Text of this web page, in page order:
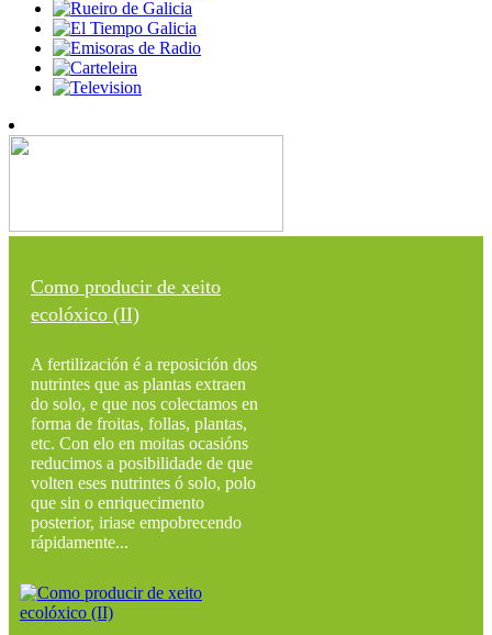
Como producir de xeito
ecolóxico (II)
A fertilización é a reposición dos
nutrintes que as plantas extraen
do solo, e que nos colectamos en
forma de froitas, follas, plantas,
etc. Con elo en moitas ocasións
reducimos a posibilidade de que
volten eses nutrintes ó solo, polo
que sin o enriquecimento
posterior, iriase empobrecendo
rápidamente...